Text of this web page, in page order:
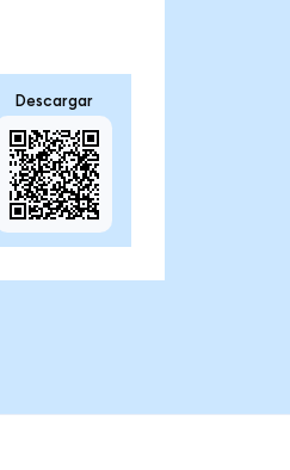
Descargar